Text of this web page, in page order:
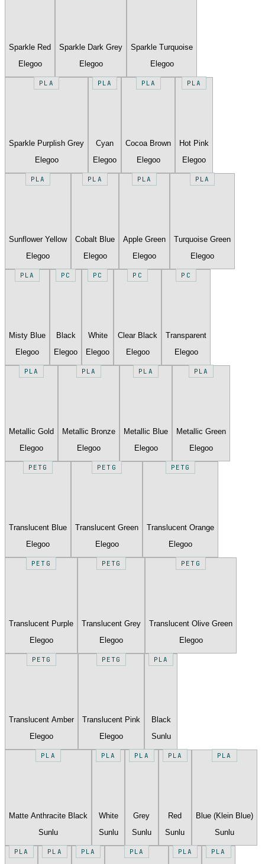
Sparkle Red
Elegoo
Sparkle Dark Grey
Elegoo
Sparkle Turquoise
Elegoo
PLA
Sparkle Purplish Grey
Elegoo
PLA
Cyan
Elegoo
PLA
Cocoa Brown
Elegoo
PLA
Hot Pink
Elegoo
PLA
Sunflower Yellow
Elegoo
PLA
Cobalt Blue
Elegoo
PLA
Apple Green
Elegoo
PLA
Turquoise Green
Elegoo
PLA
Misty Blue
Elegoo
PC
Black
Elegoo
PC
White
Elegoo
PC
Clear Black
Elegoo
PC
Transparent
Elegoo
PLA
Metallic Gold
Elegoo
PLA
Metallic Bronze
Elegoo
PLA
Metallic Blue
Elegoo
PLA
Metallic Green
Elegoo
PETG
Translucent Blue
Elegoo
PETG
Translucent Green
Elegoo
PETG
Translucent Orange
Elegoo
PETG
Translucent Purple
Elegoo
PETG
Translucent Grey
Elegoo
PETG
Translucent Olive Green
Elegoo
PETG
Translucent Amber
Elegoo
PETG
Translucent Pink
Elegoo
PLA
Black
Sunlu
PLA
Matte Anthracite Black
Sunlu
PLA
White
Sunlu
PLA
Grey
Sunlu
PLA
Red
Sunlu
PLA
Blue (Klein Blue)
Sunlu
PLA PLA PLA PLA PLA PLA